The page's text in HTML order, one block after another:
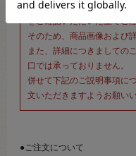
こちらのページは、店頭に
そのため、商品画像および
また、詳細につきましての
口では承っておりません。
併せて下記のご説明事項に
文いただきますようお願い
●ご注文について